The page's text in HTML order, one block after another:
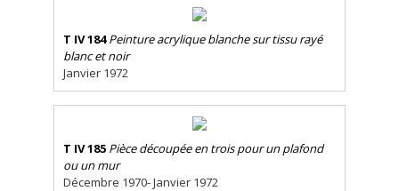
T IV 184 Peinture acrylique blanche sur tissu rayé
blanc et noir
Janvier 1972
T IV 185 Pièce découpée en trois pour un plafond
ou un mur
Décembre 1970- Janvier 1972